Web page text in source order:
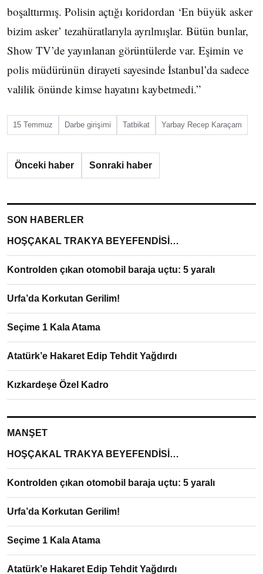
boşalttırmış. Polisin açtığı koridordan ‘En büyük asker
bizim asker’ tezahüratlarıyla ayrılmışlar. Bütün bunlar,
Show TV’de yayınlanan görüntülerde var. Eşimin ve
polis müdürünün dirayeti sayesinde İstanbul’da sadece
valilik önünde kimse hayatını kaybetmedi.”
15 Temmuz Darbe girişimi Tatbikat Yarbay Recep Karaçam
Önceki haber Sonraki haber
SON HABERLER
HOŞÇAKAL TRAKYA BEYEFENDİSİ…
Kontrolden çıkan otomobil baraja uçtu: 5 yaralı
Urfa’da Korkutan Gerilim!
Seçime 1 Kala Atama
Atatürk’e Hakaret Edip Tehdit Yağdırdı
Kızkardeşe Özel Kadro
MANŞET
HOŞÇAKAL TRAKYA BEYEFENDİSİ…
Kontrolden çıkan otomobil baraja uçtu: 5 yaralı
Urfa’da Korkutan Gerilim!
Seçime 1 Kala Atama
Atatürk’e Hakaret Edip Tehdit Yağdırdı